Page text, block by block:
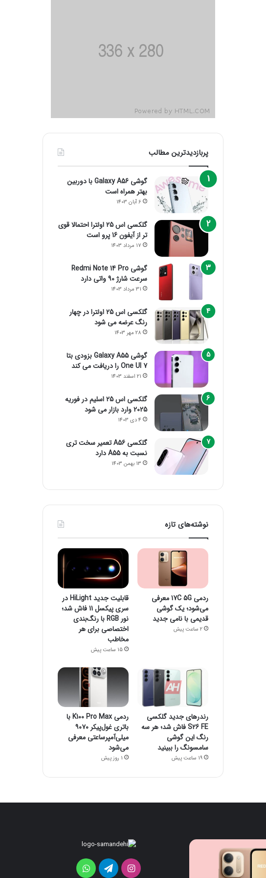
پربازدیدترین مطالب
گوشی Galaxy A56 با دوربین
بهتر همراه است
6 آبان 1403
گلکسی اس 25 اولترا احتمالا قوی
تر از آیفون 16 پرو است
17 مرداد 1403
گوشی Redmi Note 14 Pro
سرعت شارژ 90 واتی دارد
31 مرداد 1403
گلکسی اس 25 اولترا در چهار
رنگ عرضه می شود
28 مهر 1403
گوشی Galaxy A55 بزودی بتا
One UI 7 را دریافت می کند
21 اسفند 1403
گلکسی اس 25 اسلیم در فوریه
2025 وارد بازار می شود
4 دی 1403
گلکسی A56 تعمیر سخت تری
نسبت به A55 دارد
13 بهمن 1403
نوشته‌های تازه
ردمی 17C 5G معرفی
می‌شود؛ یک گوشی
قدیمی با نامی جدید
2 ساعت پیش
قابلیت جدید HiLight در
سری پیکسل 11 فاش شد؛
نور RGB با رنگ‌بندی
اختصاصی برای هر
مخاطب
15 ساعت پیش
رندرهای جدید گلکسی
S26 FE فاش شد؛ هر سه
رنگ این گوشی
سامسونگ را ببینید
19 ساعت پیش
ردمی K100 Pro Max با
باتری غول‌پیکر ۹۰۷۰
میلی‌آمپرساعتی معرفی
می‌شود
1 روز پیش
اینستاگرامتلگرام واتس